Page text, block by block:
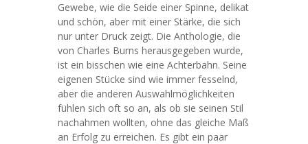
Gewebe, wie die Seide einer Spinne, delikat
und schön, aber mit einer Stärke, die sich
nur unter Druck zeigt. Die Anthologie, die
von Charles Burns herausgegeben wurde,
ist ein bisschen wie eine Achterbahn. Seine
eigenen Stücke sind wie immer fesselnd,
aber die anderen Auswahlmöglichkeiten
fühlen sich oft so an, als ob sie seinen Stil
nachahmen wollten, ohne das gleiche Maß
an Erfolg zu erreichen. Es gibt ein paar